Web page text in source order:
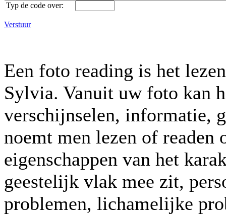
Typ de code over:
Verstuur
Een foto reading is het
Sylvia. Vanuit uw foto kan
verschijnselen, informatie,
noemt men lezen of readen
eigenschappen van het
geestelijk vlak mee zit,
problemen, lichamelijke